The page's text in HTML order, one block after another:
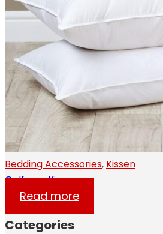
Bedding Accessories, Kissen
Gelfaser Kissen
Read more
Categories